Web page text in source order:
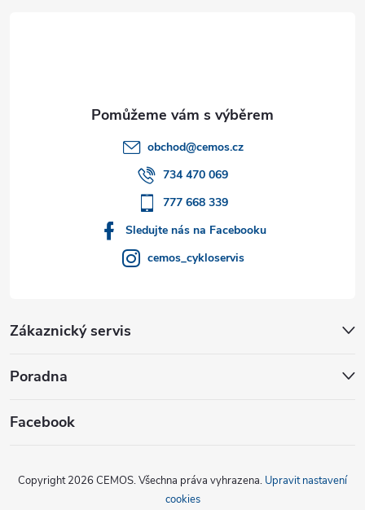
obchod@cemos.cz
734 470 069
777 668 339
Sledujte nás na Facebooku
cemos_cykloservis
Zákaznický servis
Poradna
Facebook
Copyright 2026 CEMOS. Všechna práva vyhrazena. Upravit nastavení
cookies